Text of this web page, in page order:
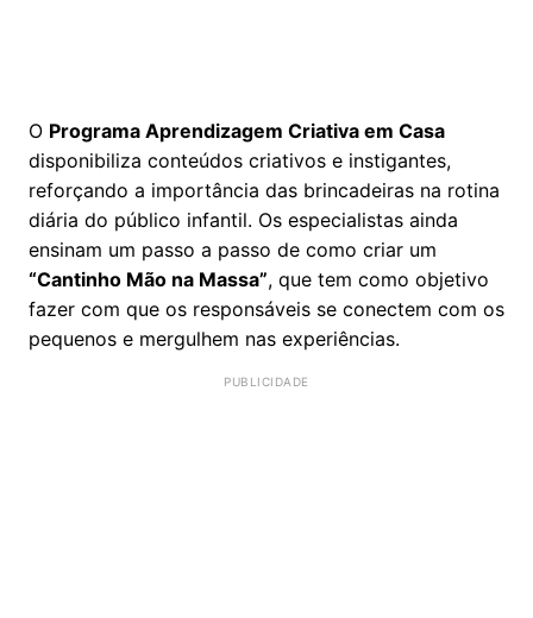
O Programa Aprendizagem Criativa em Casa
disponibiliza conteúdos criativos e instigantes,
reforçando a importância das brincadeiras na rotina
diária do público infantil. Os especialistas ainda
ensinam um passo a passo de como criar um
“Cantinho Mão na Massa”, que tem como objetivo
fazer com que os responsáveis se conectem com os
pequenos e mergulhem nas experiências.